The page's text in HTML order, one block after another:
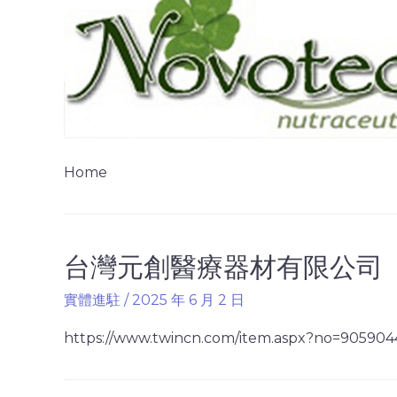
Home
台灣元創醫療器材有限公司
實體進駐 / 2025 年 6 月 2 日
https://www.twincn.com/